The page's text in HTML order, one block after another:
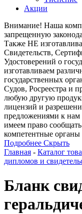
Акции
Внимание! Наша
запрещенную
Также НЕ
Свидетельств,
Удостоверений о
изготавливаем
государственных
Судов, Росреестра и
любую другую
лицензий и
предложениями к нам
имеем право
компетентные
Подробнее Скрыть
Главная - Каталог
дипломов и
Бланк